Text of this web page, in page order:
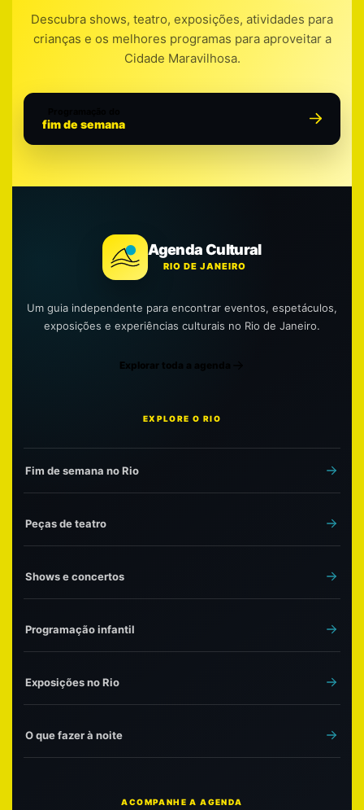
Descubra shows, teatro, exposições, atividades para
crianças e os melhores programas para aproveitar a
Cidade Maravilhosa.
fim de semana
Agenda Cultural
RIO DE JANEIRO
Um guia independente para encontrar eventos, espetáculos,
exposições e experiências culturais no Rio de Janeiro.
Explorar toda a agenda
EXPLORE O RIO
Fim de semana no Rio
Peças de teatro
Shows e concertos
Programação infantil
Exposições no Rio
O que fazer à noite
ACOMPANHE A AGENDA